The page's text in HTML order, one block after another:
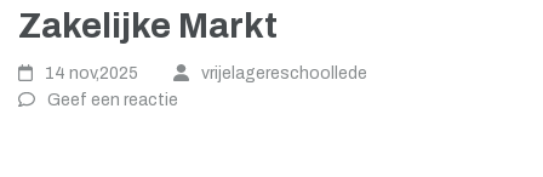
Zakelijke Markt
14 nov,2025
vrijelagereschoollede
Geef een reactie